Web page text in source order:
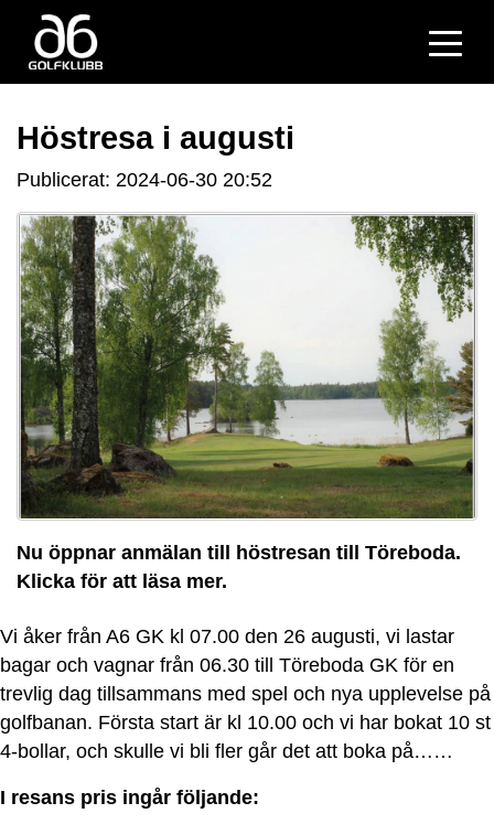
Höstresa i augusti
Publicerat: 2024-06-30 20:52
Nu öppnar anmälan till höstresan till Töreboda.
Klicka för att läsa mer.
Vi åker från A6 GK kl 07.00 den 26 augusti, vi lastar
bagar och vagnar från 06.30 till Töreboda GK för en
trevlig dag tillsammans med spel och nya upplevelse på
golfbanan. Första start är kl 10.00 och vi har bokat 10 st
4-bollar, och skulle vi bli fler går det att boka på……
I resans pris ingår följande: